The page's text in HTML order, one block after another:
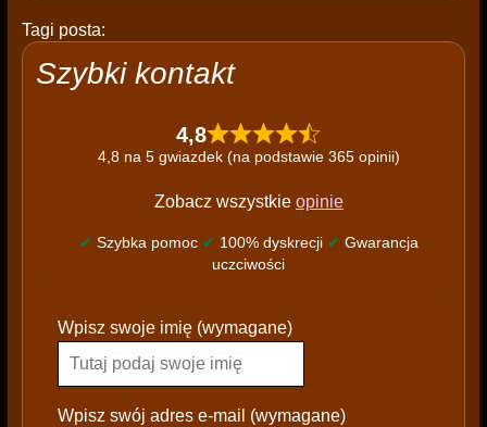
Tagi posta:
Szybki kontakt
4,8
4,8 na 5 gwiazdek (na podstawie 365 opinii)
Zobacz wszystkie opinie
✔ Szybka pomoc ✔ 100% dyskrecji ✔ Gwarancja
uczciwości
l
a
s
Wpisz swoje imię (wymagane)
Wpisz swój adres e-mail (wymagane)